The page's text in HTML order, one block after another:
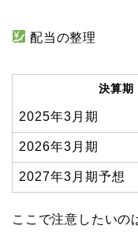
配当の整理
決算期
2025年3月期
2026年3月期
2027年3月期予想
ここで注意したいの